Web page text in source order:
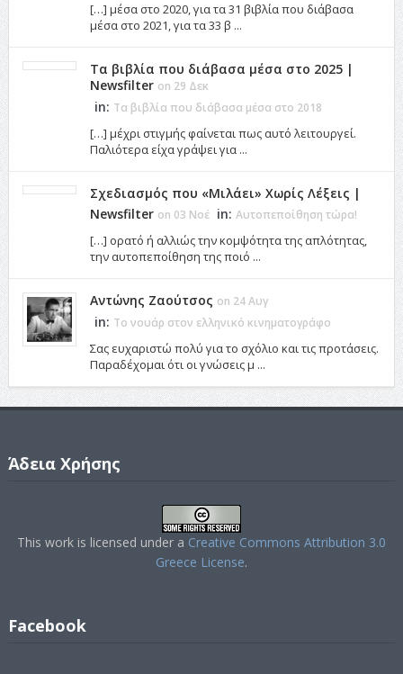
[…] μέσα στο 2020, για τα 31 βιβλία που διάβασα
μέσα στο 2021, για τα 33 β ...
Τα βιβλία που διάβασα μέσα στο 2025 |
Newsfilter on 29 Δεκ
in: Τα βιβλία που διάβασα μέσα στο 2018
[…] μέχρι στιγμής φαίνεται πως αυτό λειτουργεί.
Παλιότερα είχα γράψει για ...
Σχεδιασμός που «Μιλάει» Χωρίς Λέξεις |
Newsfilter on 03 Νοέ in: Αυτοπεποίθηση τώρα!
[…] ορατό ή αλλιώς την κομψότητα της απλότητας,
την αυτοπεποίθηση της ποιό ...
Αντώνης Ζαούτσος on 24 Αυγ
in: Το νουάρ στον ελληνικό κινηματογράφο
Σας ευχαριστώ πολύ για το σχόλιο και τις προτάσεις.
Παραδέχομαι ότι οι γνώσεις μ ...
Άδεια Χρήσης
This work is licensed under a Creative Commons Attribution 3.0
Greece License.
Facebook